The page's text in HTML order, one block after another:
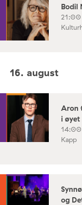
Bodil
16. august
Aron
i øyet
Kapp
og